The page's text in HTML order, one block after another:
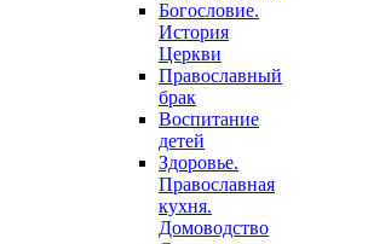
Богословие.
История
Церкви
Православный
брак
Воспитание
детей
Здоровье.
Православная
кухня.
Домоводство